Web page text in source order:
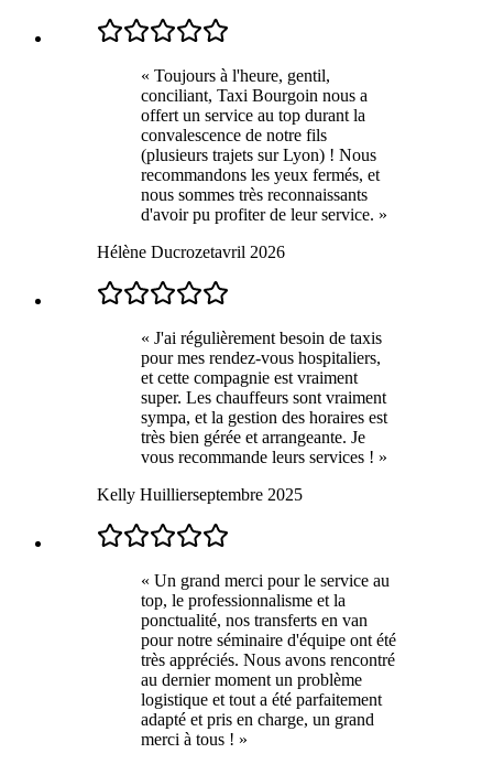
« Toujours à l'heure, gentil,
conciliant, Taxi Bourgoin nous a
offert un service au top durant la
convalescence de notre fils
(plusieurs trajets sur Lyon) ! Nous
recommandons les yeux fermés, et
nous sommes très reconnaissants
d'avoir pu profiter de leur service. »
Hélène Ducrozetavril 2026
« J'ai régulièrement besoin de taxis
pour mes rendez-vous hospitaliers,
et cette compagnie est vraiment
super. Les chauffeurs sont vraiment
sympa, et la gestion des horaires est
très bien gérée et arrangeante. Je
vous recommande leurs services ! »
Kelly Huillierseptembre 2025
« Un grand merci pour le service au
top, le professionnalisme et la
ponctualité, nos transferts en van
pour notre séminaire d'équipe ont été
très appréciés. Nous avons rencontré
au dernier moment un problème
logistique et tout a été parfaitement
adapté et pris en charge, un grand
merci à tous ! »